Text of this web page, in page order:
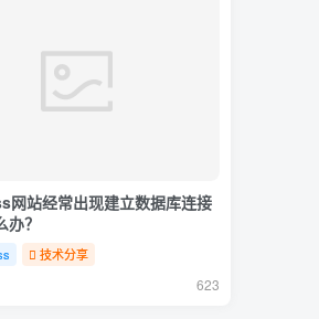
站经常出现建立数据库连接
？
技术分享
623